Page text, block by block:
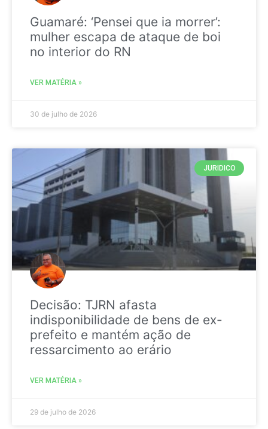
Guamaré: ‘Pensei que ia morrer’:
mulher escapa de ataque de boi
no interior do RN
VER MATÉRIA »
30 de julho de 2026
JURIDICO
Decisão: TJRN afasta
indisponibilidade de bens de ex-
prefeito e mantém ação de
ressarcimento ao erário
VER MATÉRIA »
29 de julho de 2026